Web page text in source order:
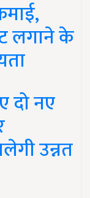
लगाने के
दो नए
उन्नत